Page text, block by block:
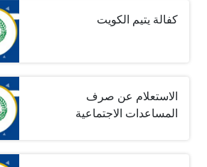
كفالة يتيم الكويت
الاستعلام عن صرف
المساعدات الاجتماعية